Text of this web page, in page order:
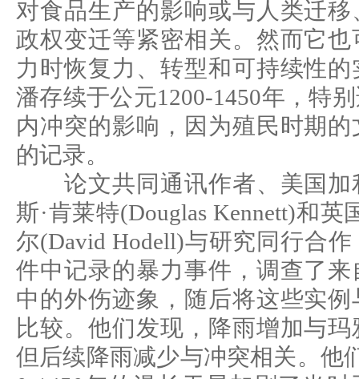
对食品生产的影响或与人类迁
政权变迁等紧密相关。然而它
力时恢复力、转型和可持续性
潘存续于公元1200-1450年，特
内冲突的影响，因为殖民时期
的记录。
论文共同通讯作者、美国加
斯·肯莱特(Douglas Kennett)和
尔(David Hodell)与研究同行合
件中记录的暴力事件，调查了
中的外伤迹象，随后将这些实
比较。他们发现，降雨增加与
但后续降雨减少与冲突相关。他